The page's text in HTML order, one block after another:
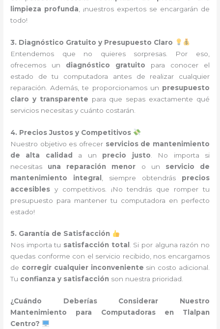
limpieza profunda , ¡nuestros expertos se encargarán de
todo!
3. Diagnóstico Gratuito y Presupuesto Claro
Entendemos que no quieres sorpresas. Por eso,
ofrecemos un diagnóstico gratuito para conocer el
estado de tu computadora antes de realizar cualquier
reparación. Además, te proporcionamos un presupuesto
claro y transparente para que sepas exactamente qué
servicios necesitas y cuánto costarán.
4. Precios Justos y Competitivos
Nuestro objetivo es ofrecer servicios de mantenimiento
de alta calidad a un precio justo . No importa si
necesitas una reparación menor o un servicio de
mantenimiento integral , siempre obtendrás precios
accesibles y competitivos. ¡No tendrás que romper tu
presupuesto para mantener tu computadora en perfecto
estado!
5. Garantía de Satisfacción
Nos importa tu satisfacción total . Si por alguna razón no
quedas conforme con el servicio recibido, nos encargamos
de corregir cualquier inconveniente sin costo adicional.
Tu confianza y satisfacción son nuestra prioridad.
¿Cuándo Deberías Considerar Nuestro
Mantenimiento para Computadoras en Tlalpan
Centro?